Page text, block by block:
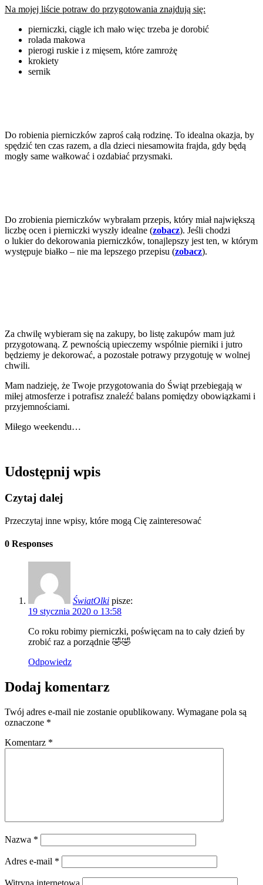
Na mojej liście potraw do przygotowania znajdują się:
pierniczki, ciągle ich mało więc trzeba je dorobić
rolada makowa
pierogi ruskie i z mięsem, które zamrożę
krokiety
sernik
Do robienia pierniczków zaproś całą rodzinę. To idealna okazja, by
spędzić ten czas razem, a dla dzieci niesamowita frajda, gdy będą
mogły same wałkować i ozdabiać przysmaki.
Do zrobienia pierniczków wybrałam przepis, który miał największą
liczbę ocen i pierniczki wyszły idealne (zobacz). Jeśli chodzi
o lukier do dekorowania pierniczków, tonajlepszy jest ten, w którym
występuje białko – nie ma lepszego przepisu (zobacz).
Za chwilę wybieram się na zakupy, bo listę zakupów mam już
przygotowaną. Z pewnością upieczemy wspólnie pierniki i jutro
będziemy je dekorować, a pozostałe potrawy przygotuję w wolnej
chwili.
Mam nadzieję, że Twoje przygotowania do Świąt przebiegają w
miłej atmosferze i potrafisz znaleźć balans pomiędzy obowiązkami i
przyjemnościami.
Miłego weekendu…
Udostępnij wpis
Czytaj dalej
Przeczytaj inne wpisy, które mogą Cię zainteresować
0 Responses
ŚwiatOlki pisze:
19 stycznia 2020 o 13:58
Co roku robimy pierniczki, poświęcam na to cały dzień by
zrobić raz a porządnie 🤣🤣
Odpowiedz
Dodaj komentarz
Twój adres e-mail nie zostanie opublikowany. Wymagane pola są
oznaczone *
Komentarz *
Nazwa *
Adres e-mail *